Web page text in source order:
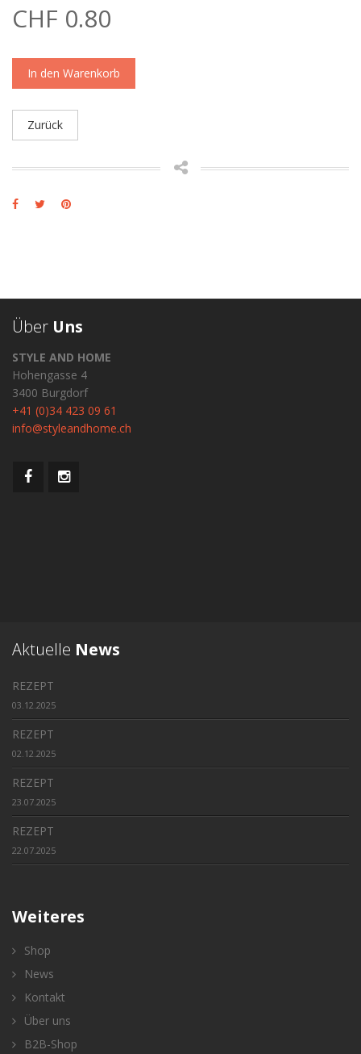
CHF 0.80
In den Warenkorb
Zurück
Über Uns
STYLE AND HOME
Hohengasse 4
3400 Burgdorf
+41 (0)34 423 09 61
info@styleandhome.ch
Aktuelle News
REZEPT
03.12.2025
REZEPT
02.12.2025
REZEPT
23.07.2025
REZEPT
22.07.2025
Weiteres
Shop
News
Kontakt
Über uns
B2B-Shop